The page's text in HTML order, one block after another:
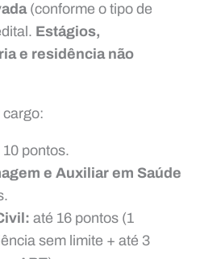
(conforme o tipo de
Estágios,
e residência não
10 pontos.
e Auxiliar em Saúde
até 16 pontos (1
sem limite + até 3